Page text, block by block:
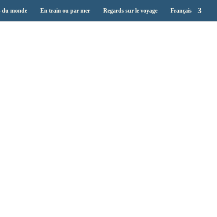
du monde En train ou par mer Regards sur le voyage Français